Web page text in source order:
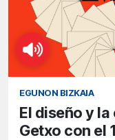
EGUNON BIZKAIA
El diseño y
Getxo con el